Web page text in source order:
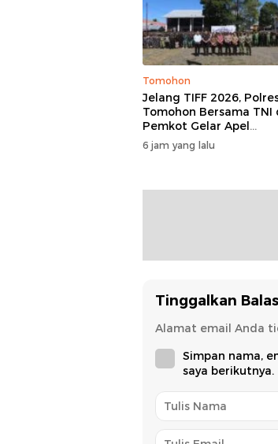
Tomohon
Jelang TIFF 2026,
Tomohon Bersama TNI
Pemkot Gelar Apel
Kesiapan Pengamanan
6 jam yang lalu
Tinggalkan
Alamat email Anda
Simpan nama,
saya berikutnya.